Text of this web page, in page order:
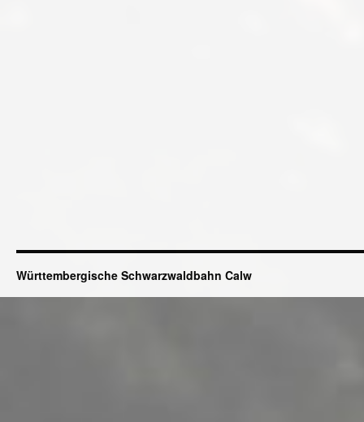
Württembergische Schwarzwaldbahn Calw